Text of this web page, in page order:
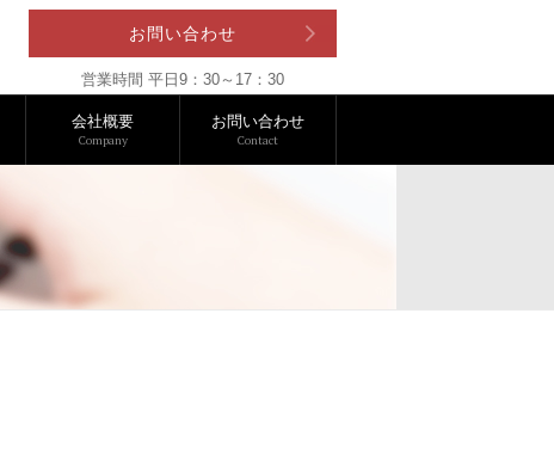
お問い合わせ
営業時間 平日9：30～17：30
会社概要
Company
お問い合わせ
Contact